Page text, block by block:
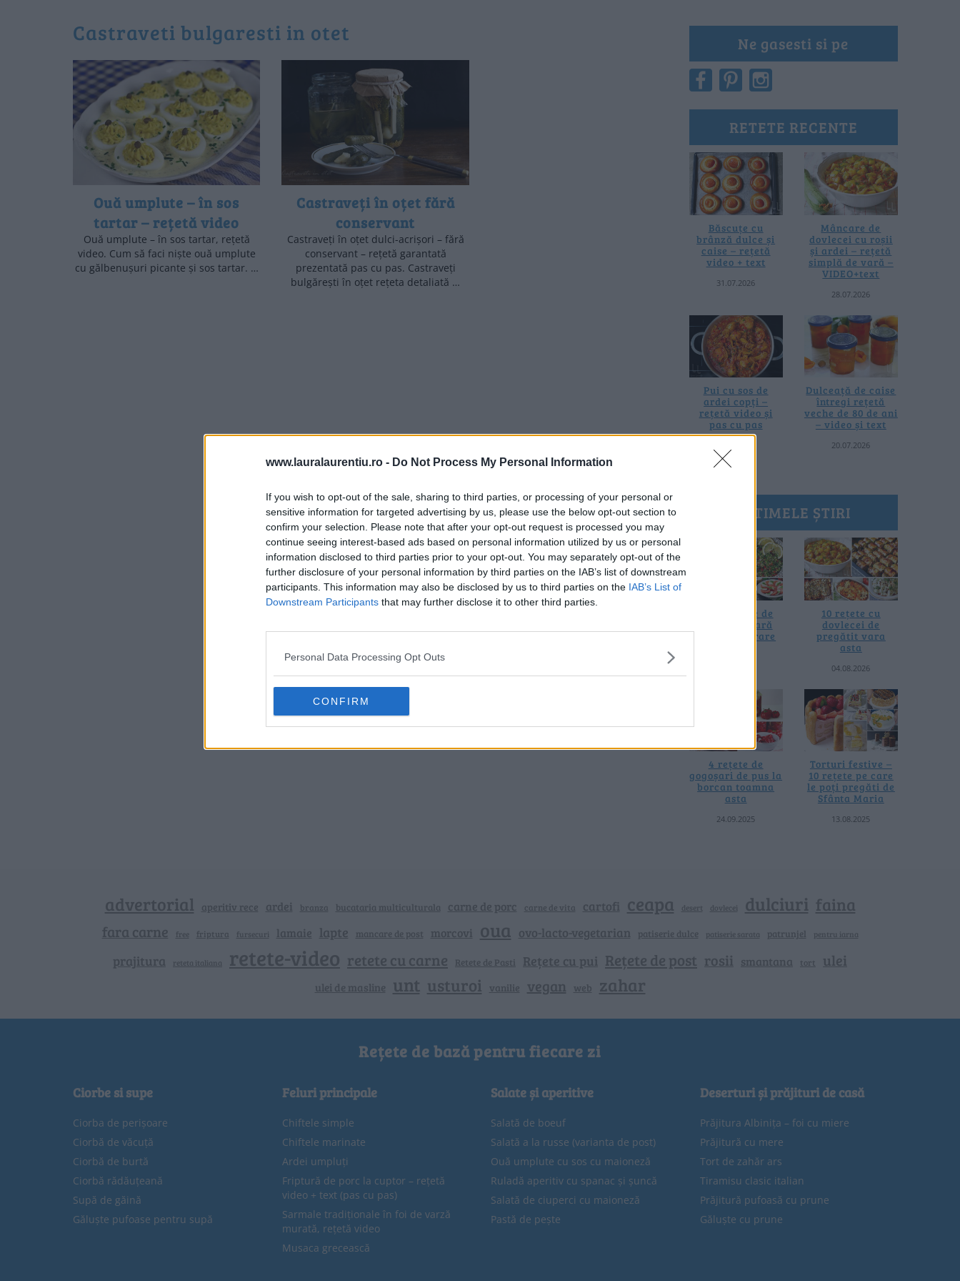
www.lauralaurentiu.ro - Do Not Process My Personal Information
If you wish to opt-out of the sale, sharing to third parties, or processing of your personal or
sensitive information for targeted advertising by us, please use the below opt-out section to
confirm your selection. Please note that after your opt-out request is processed you may
continue seeing interest-based ads based on personal information utilized by us or personal
information disclosed to third parties prior to your opt-out. You may separately opt-out of the
further disclosure of your personal information by third parties on the IAB’s list of downstream
participants. This information may also be disclosed by us to third parties on the IAB’s List of
Downstream Participants that may further disclose it to other third parties.
Personal Data Processing Opt Outs
CONFIRM
castraveti bulgaresti in otet
Ouă umplute – în sos
tartar – rețetă video
Ouă umplute – în sos tartar, rețetă
video. Cum să faci niște ouă umplute
cu gălbenușuri picante și sos tartar. …
Castraveți în oțet fără
conservant
Castraveți în oțet dulci-acrișori – fără
conservant – rețetă garantată
prezentată pas cu pas. Castraveți
bulgărești în oțet rețeta detaliată …
Ne gasesti si pe
RETETE RECENTE
Băscuțe cu
brânză dulce și
caise – rețetă
video + text
31.07.2026
Mâncare de
dovlecei cu roșii
și ardei – rețetă
simplă de vară –
VIDEO+text
28.07.2026
Pui cu sos de
ardei copți –
rețetă video și
pas cu pas
Dulceață de caise
întregi rețetă
veche de 80 de ani
– video și text
20.07.2026
ULTIMELE ȘTIRI
20 de rețete de
salate de vară
fără prelucrare
10 rețete cu
dovlecei de
pregătit vara
asta
04.08.2026
4 rețete de
gogoșari de pus la
borcan toamna
asta
24.09.2025
Torturi festive –
10 rețete pe care
le poți pregăti de
Sfânta Maria
13.08.2025
advertorial aperitiv rece ardei branza bucataria multiculturala carne de porc carne de vita cartofi ceapa desert dovlecei dulciuri faina
fara carne free friptura fursecuri lamaie lapte mancare de post morcovi oua ovo-lacto-vegetarian patiserie dulce patiserie sarata patrunjel pentru iarna
prajitura reteta italiana retete-video retete cu carne Retete de Pasti Rețete cu pui Rețete de post rosii smantana tort ulei
ulei de masline unt usturoi vanilie vegan web zahar
Rețete de bază pentru fiecare zi
Ciorbe si supe
Ciorba de perișoare
Ciorbă de văcuță
Ciorbă de burtă
Ciorbă rădăuțeană
Supă de găină
Găluște pufoase pentru supă
Feluri principale
Chiftele simple
Chiftele marinate
Ardei umpluți
Friptură de porc la cuptor – rețetă
video + text (pas cu pas)
Sarmale tradiționale în foi de varză
murată, rețetă video
Musaca grecească
Salate și aperitive
Salată de boeuf
Salată a la russe (varianta de post)
Ouă umplute cu sos cu maioneză
Ruladă aperitiv cu spanac și șuncă
Salată de ciuperci cu maioneză
Pastă de pește
Deserturi și prăjituri de casă
Prăjitura Albinița – foi cu miere
Prăjitură cu mere
Tort de zahăr ars
Tiramisu clasic italian
Prăjitură pufoasă cu prune
Găluște cu prune